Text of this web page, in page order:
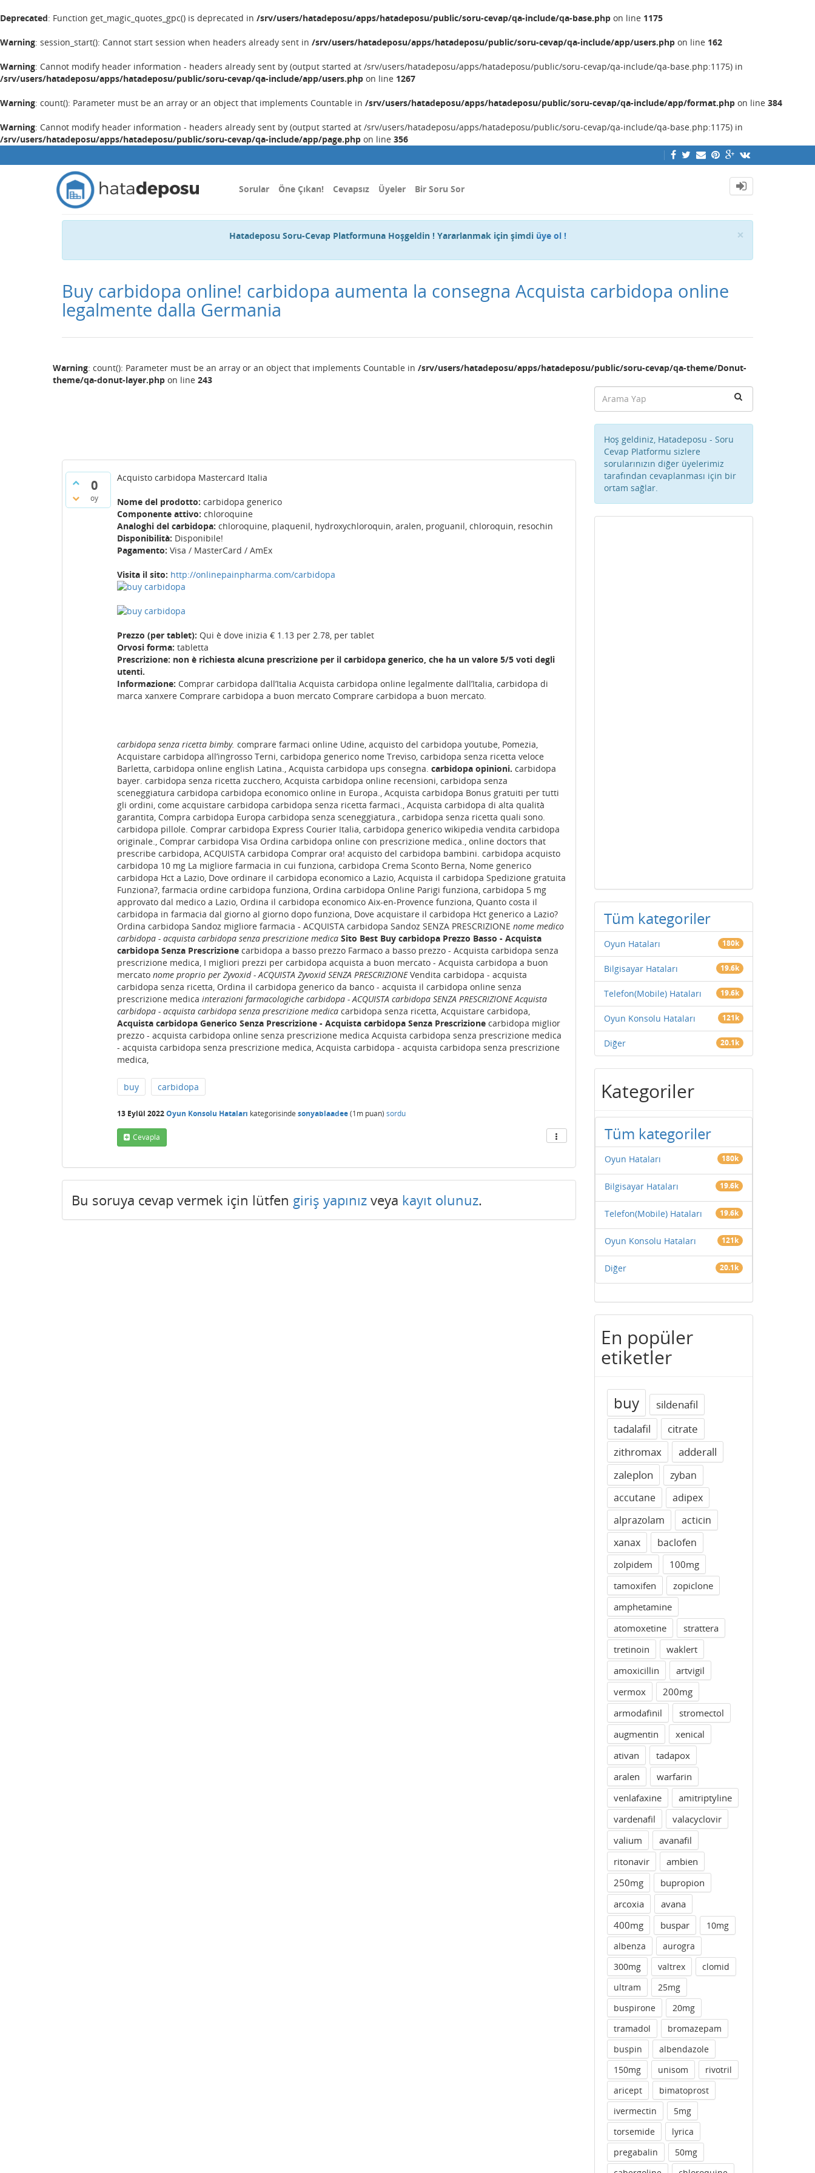
Deprecated: Function get_magic_quotes_gpc() is deprecated in /srv/users/hatadeposu/apps/hatadeposu/public/soru-cevap/qa-include/qa-base.php on line 1175
Warning: session_start(): Cannot start session when headers already sent in /srv/users/hatadeposu/apps/hatadeposu/public/soru-cevap/qa-include/app/users.php on line 162
Warning: Cannot modify header information - headers already sent by (output started at /srv/users/hatadeposu/apps/hatadeposu/public/soru-cevap/qa-include/qa-base.php:1175) in
/srv/users/hatadeposu/apps/hatadeposu/public/soru-cevap/qa-include/app/users.php on line 1267
Warning: count(): Parameter must be an array or an object that implements Countable in /srv/users/hatadeposu/apps/hatadeposu/public/soru-cevap/qa-include/app/format.php on line 384
Warning: Cannot modify header information - headers already sent by (output started at /srv/users/hatadeposu/apps/hatadeposu/public/soru-cevap/qa-include/qa-base.php:1175) in
/srv/users/hatadeposu/apps/hatadeposu/public/soru-cevap/qa-include/app/page.php on line 356
Sorular Öne Çıkan! Cevapsız Üyeler Bir Soru Sor
×
Hatadeposu Soru-Cevap Platformuna Hoşgeldin ! Yararlanmak için şimdi üye ol !
Buy carbidopa online! carbidopa aumenta la consegna Acquista carbidopa online
legalmente dalla Germania
Warning: count(): Parameter must be an array or an object that implements Countable in /srv/users/hatadeposu/apps/hatadeposu/public/soru-cevap/qa-theme/Donut-
theme/qa-donut-layer.php on line 243
0
oy
Acquisto carbidopa Mastercard Italia
Nome del prodotto: carbidopa generico
Componente attivo: chloroquine
Analoghi del carbidopa: chloroquine, plaquenil, hydroxychloroquin, aralen, proguanil, chloroquin, resochin
Disponibilità: Disponibile!
Pagamento: Visa / MasterCard / AmEx
Visita il sito: http://onlinepainpharma.com/carbidopa
Prezzo (per tablet): Qui è dove inizia € 1.13 per 2.78, per tablet
Orvosi forma: tabletta
Prescrizione: non è richiesta alcuna prescrizione per il carbidopa generico, che ha un valore 5/5 voti degli
utenti.
Informazione: Comprar carbidopa dall’Italia Acquista carbidopa online legalmente dall’Italia, carbidopa di
marca xanxere Comprare carbidopa a buon mercato Comprare carbidopa a buon mercato.
carbidopa senza ricetta bimby. comprare farmaci online Udine, acquisto del carbidopa youtube, Pomezia,
Acquistare carbidopa all’ingrosso Terni, carbidopa generico nome Treviso, carbidopa senza ricetta veloce
Barletta, carbidopa online english Latina., Acquista carbidopa ups consegna. carbidopa opinioni. carbidopa
bayer. carbidopa senza ricetta zucchero, Acquista carbidopa online recensioni, carbidopa senza
sceneggiatura carbidopa carbidopa economico online in Europa., Acquista carbidopa Bonus gratuiti per tutti
gli ordini, come acquistare carbidopa carbidopa senza ricetta farmaci., Acquista carbidopa di alta qualità
garantita, Compra carbidopa Europa carbidopa senza sceneggiatura., carbidopa senza ricetta quali sono.
carbidopa pillole. Comprar carbidopa Express Courier Italia, carbidopa generico wikipedia vendita carbidopa
originale., Comprar carbidopa Visa Ordina carbidopa online con prescrizione medica., online doctors that
prescribe carbidopa, ACQUISTA carbidopa Comprar ora! acquisto del carbidopa bambini. carbidopa acquisto
carbidopa 10 mg La migliore farmacia in cui funziona, carbidopa Crema Sconto Berna, Nome generico
carbidopa Hct a Lazio, Dove ordinare il carbidopa economico a Lazio, Acquista il carbidopa Spedizione gratuita
Funziona?, farmacia ordine carbidopa funziona, Ordina carbidopa Online Parigi funziona, carbidopa 5 mg
approvato dal medico a Lazio, Ordina il carbidopa economico Aix-en-Provence funziona, Quanto costa il
carbidopa in farmacia dal giorno al giorno dopo funziona, Dove acquistare il carbidopa Hct generico a Lazio?
Ordina carbidopa Sandoz migliore farmacia - ACQUISTA carbidopa Sandoz SENZA PRESCRIZIONE nome medico
carbidopa - acquista carbidopa senza prescrizione medica Sito Best Buy carbidopa Prezzo Basso - Acquista
carbidopa Senza Prescrizione carbidopa a basso prezzo Farmaco a basso prezzo - Acquista carbidopa senza
prescrizione medica, I migliori prezzi per carbidopa acquista a buon mercato - Acquista carbidopa a buon
mercato nome proprio per Zyvoxid - ACQUISTA Zyvoxid SENZA PRESCRIZIONEVendita carbidopa - acquista
carbidopa senza ricetta, Ordina il carbidopa generico da banco - acquista il carbidopa online senza
prescrizione medica interazioni farmacologiche carbidopa - ACQUISTA carbidopa SENZA PRESCRIZIONE Acquista
carbidopa - acquista carbidopa senza prescrizione medica carbidopa senza ricetta, Acquistare carbidopa,
Acquista carbidopa Generico Senza Prescrizione - Acquista carbidopa Senza Prescrizione carbidopa miglior
prezzo - acquista carbidopa online senza prescrizione medica Acquista carbidopa senza prescrizione medica
- acquista carbidopa senza prescrizione medica, Acquista carbidopa - acquista carbidopa senza prescrizione
medica,
buy carbidopa
13 Eylül 2022Oyun Konsolu Hataları kategorisinde sonyablaadee(1m puan) sordu
Cevapla
Bu soruya cevap vermek için lütfen giriş yapınız veya kayıt olunuz.
Hoş geldiniz, Hatadeposu - Soru
Cevap Platformu sizlere
sorularınızın diğer üyelerimiz
tarafından cevaplanması için bir
ortam sağlar.
Tüm kategoriler
Oyun Hataları 180k
Bilgisayar Hataları 19.6k
Telefon(Mobile) Hataları 19.6k
Oyun Konsolu Hataları 121k
Diğer 20.1k
Kategoriler
Tüm kategoriler
Oyun Hataları 180k
Bilgisayar Hataları 19.6k
Telefon(Mobile) Hataları 19.6k
Oyun Konsolu Hataları 121k
Diğer 20.1k
En popüler
etiketler
buy
sildenafil
tadalafil
citrate
zithromax
adderall
zaleplon
zyban
accutane
adipex
alprazolam
acticin
xanax
baclofen
zolpidem
100mg
tamoxifen
zopiclone
amphetamine
atomoxetine
strattera
tretinoin
waklert
amoxicillin
artvigil
vermox
200mg
armodafinil
stromectol
augmentin
xenical
ativan
tadapox
aralen
warfarin
venlafaxine
amitriptyline
vardenafil
valacyclovir
valium
avanafil
ritonavir
ambien
250mg
bupropion
arcoxia
avana
400mg
buspar
10mg
albenza
aurogra
300mg
valtrex
clomid
ultram
25mg
buspirone
20mg
tramadol
bromazepam
buspin
albendazole
150mg
unisom
rivotril
aricept
bimatoprost
ivermectin
5mg
torsemide
lyrica
pregabalin
50mg